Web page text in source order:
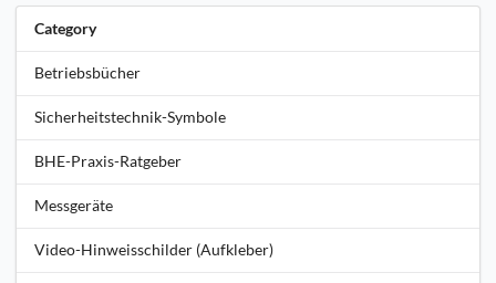
Category
Betriebsbücher
Sicherheitstechnik-Symbole
BHE-Praxis-Ratgeber
Messgeräte
Video-Hinweisschilder (Aufkleber)